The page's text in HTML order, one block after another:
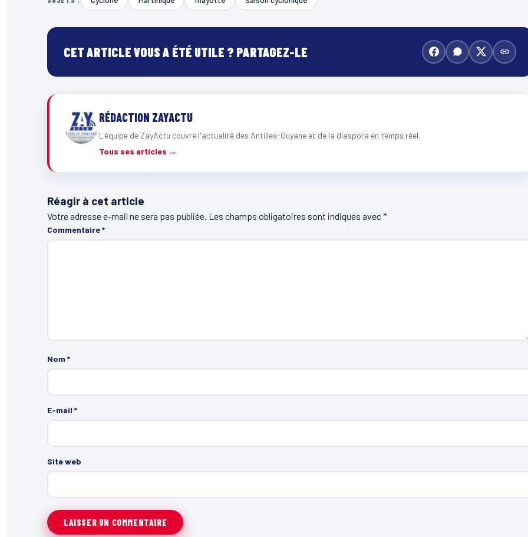
CET ARTICLE VOUS A ÉTÉ UTILE ? PARTAGEZ-LE
RÉDACTION ZAYACTU
L'équipe de ZayActu couvre l'actualité des Antilles-Guyane et de la diaspora en temps réel.
Tous ses articles →
Réagir à cet article
Votre adresse e-mail ne sera pas publiée. Les champs obligatoires sont indiqués avec*
Commentaire*
Nom *
E-mail *
Site web